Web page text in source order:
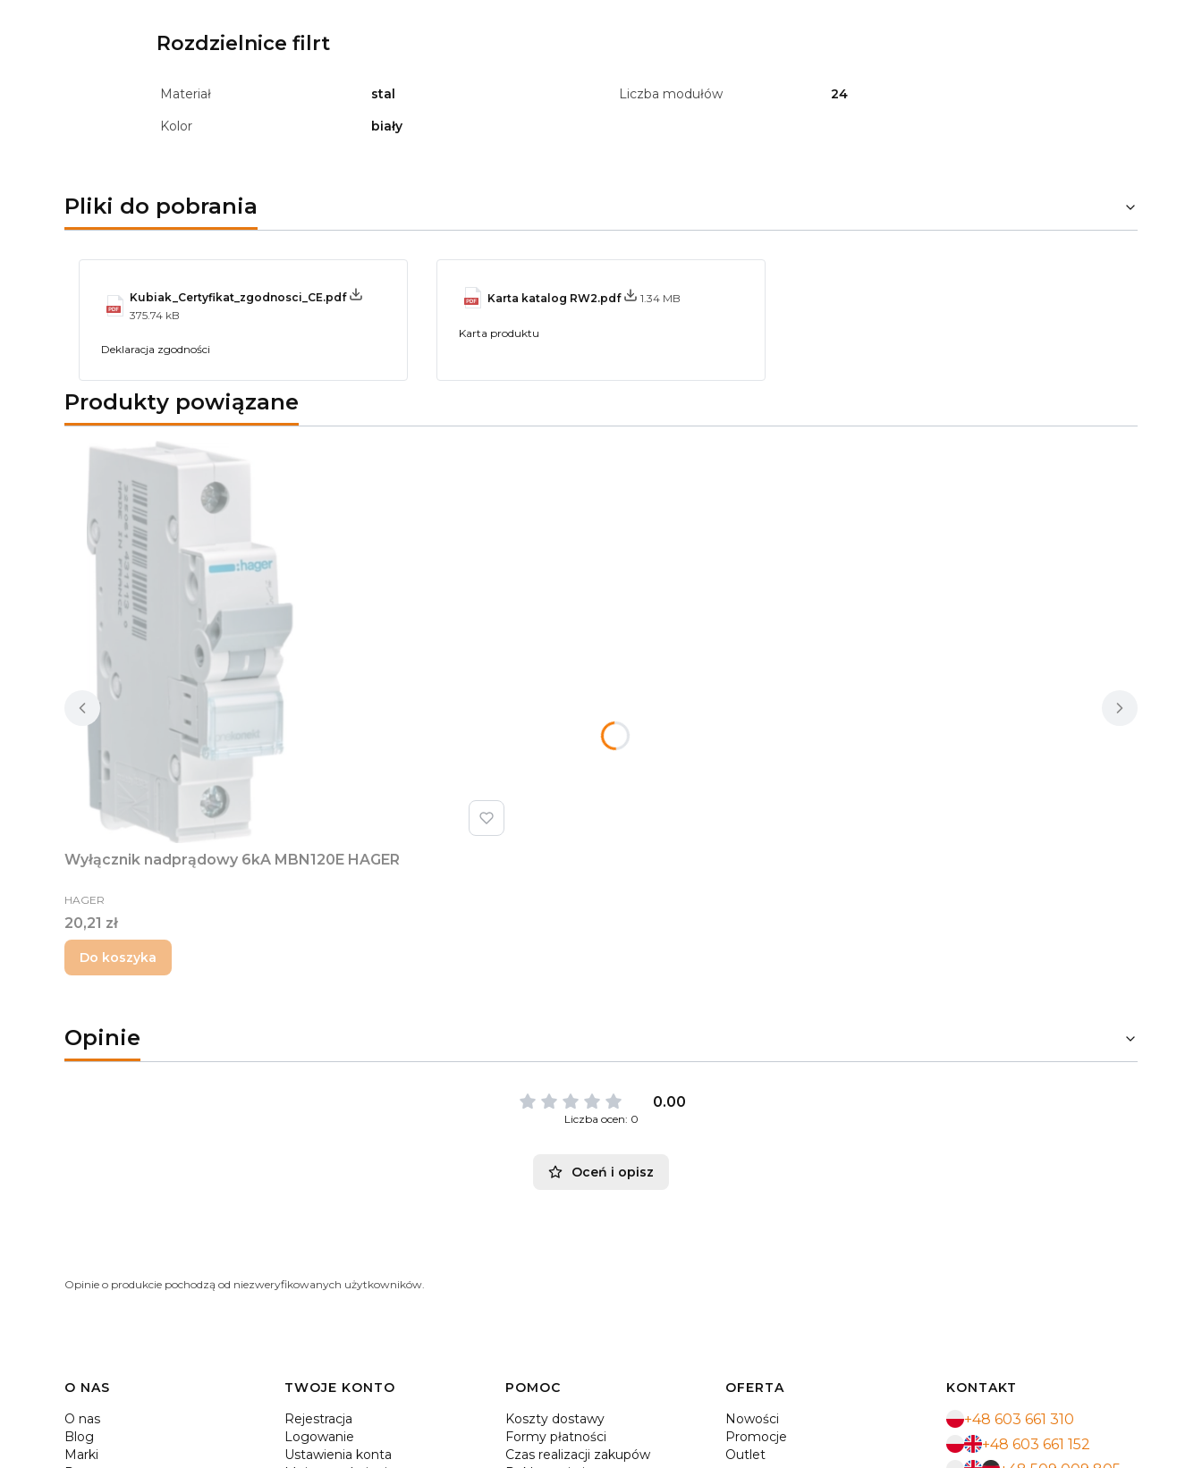
Rozdzielnice filrt
Materiał stal Liczba modułów
24
Kolor
biały
Pliki do pobrania
Kubiak_Certyfikat_zgodnosci_CE.pdf
375.74 kB
Deklaracja zgodności
Karta katalog RW2.pdf 1.34 MB
Karta produktu
Produkty powiązane
Wyłącznik nadprądowy 6kA MBN120E HAGER
PRODUCENT
HAGER
Cena
20,21 zł
Do koszyka
Opinie
0.00
Liczba ocen: 0
Oceń i opisz
Opinie o produkcie pochodzą od niezweryfikowanych użytkowników.
O NAS
O nas
Blog
Marki
TWOJE KONTO
Rejestracja
Logowanie
Ustawienia konta
POMOC
Koszty dostawy
Formy płatności
Czas realizacji zakupów
OFERTA
Nowości
Promocje
Outlet
KONTAKT
+48 603 661 310
+48 603 661 152